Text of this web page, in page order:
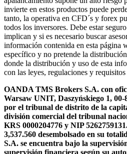
invierte en estos productos puede
tanto, la operativa en CFD´s y forex
todos los inversores. Debe estar
implican y si es necesario buscar
información contenida en esta página
específico y no pretende la
donde la distribución y uso de esta
con las leyes, regulaciones y requisitos
OANDA TMS Brokers S.A. con
Warsaw UNIT, Daszyńskiego 1,
por el tribunal de distrito de la
división comercial del tribunal
KRS 0000204776 y NIP
3,537.560 desembolsado en su
S.A. se encuentra bajo la